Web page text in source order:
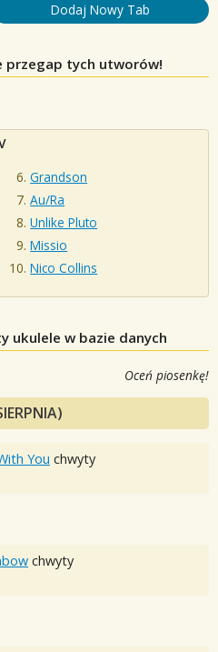
Dodaj Nowy Tab
przegap tych utworów!
Grandson
Au/Ra
Unlike Pluto
Missio
Nico Collins
ukulele w bazie danych
Oceń piosenkę!
You chwyty
chwyty